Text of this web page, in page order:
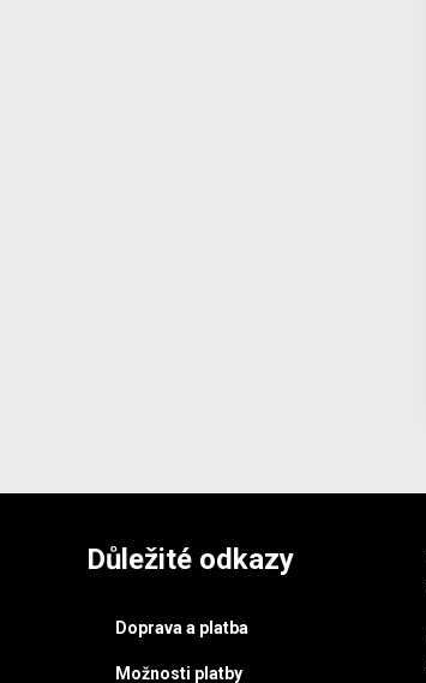
Důležité odkazy
Doprava a platba
Možnosti platby